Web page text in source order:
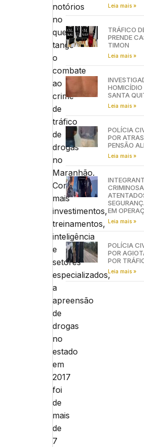
notórios
no
que
tange
o
combate
ao
crime
de
tráfico
de
drogas
no
Maranhão.
Com
mais
investimentos,
treinamentos,
inteligência
e
setores
especializados,
a
apreensão
de
drogas
no
estado
em
2017
foi
de
mais
de
7
Leia mais »
TRÁFICO
PRENDE
TIMON
Leia mais »
HOMICÍDIO
SANTA
Leia mais »
POLÍCIA
POR
PENSÃO
Leia mais »
EM
Leia mais »
POLÍCIA
POR
POR
Leia mais »